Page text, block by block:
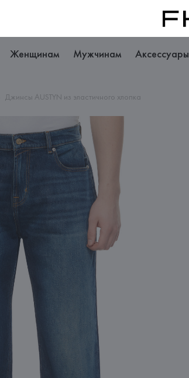
Женщинам Мужчинам Аксессуары
Джинсы AUSTYN из эластичного хлопка